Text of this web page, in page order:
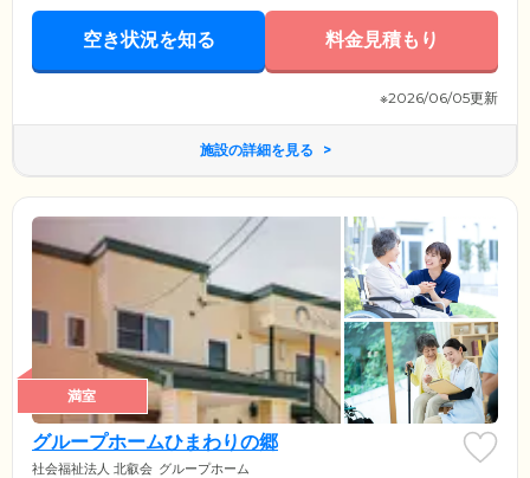
空き状況を知る 料金見積もり
※2026/06/05更新
施設の詳細を見る
満室
グループホームひまわりの郷
社会福祉法人 北叡会 グループホーム